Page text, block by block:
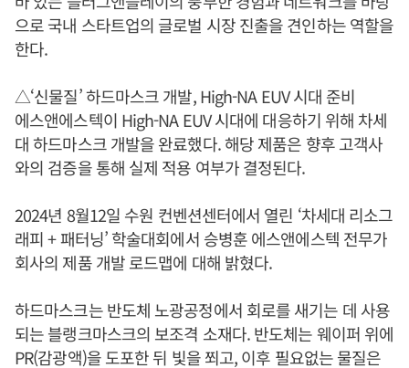
으로 국내 스타트업의 글로벌 시장 진출을 견인하는 역할을
한다.
△‘신물질’ 하드마스크 개발, High-NA EUV 시대 준비
에스앤에스텍이 High-NA EUV 시대에 대응하기 위해 차세
대 하드마스크 개발을 완료했다. 해당 제품은 향후 고객사
와의 검증을 통해 실제 적용 여부가 결정된다.
2024년 8월12일 수원 컨벤션센터에서 열린 ‘차세대 리소그
래피 + 패터닝’ 학술대회에서 승병훈 에스앤에스텍 전무가
회사의 제품 개발 로드맵에 대해 밝혔다.
하드마스크는 반도체 노광공정에서 회로를 새기는 데 사용
되는 블랭크마스크의 보조격 소재다. 반도체는 웨이퍼 위에
PR(감광액)을 도포한 뒤 빛을 쬐고, 이후 필요없는 물질은